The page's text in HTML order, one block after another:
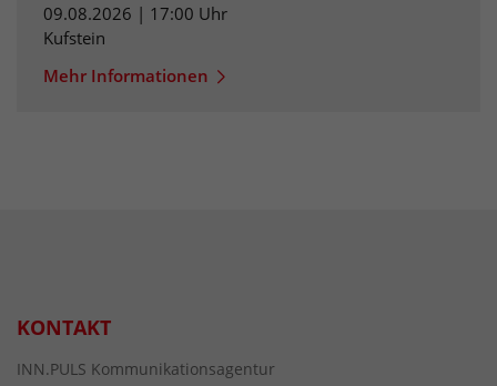
09.08.2026 | 17:00 Uhr
Kufstein
Mehr Informationen
KONTAKT
INN.PULS Kommunikationsagentur